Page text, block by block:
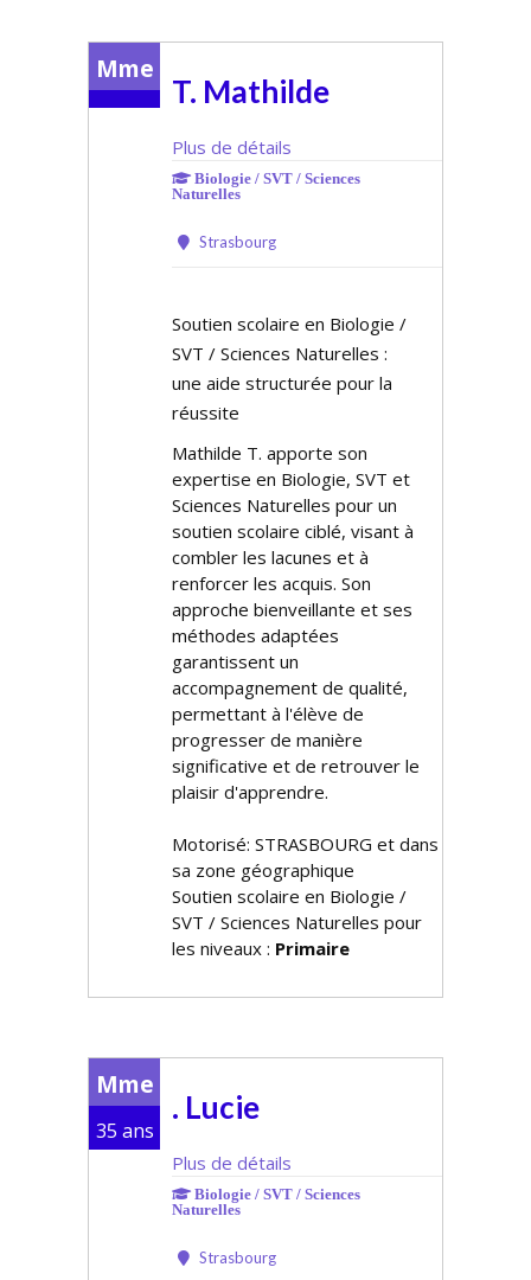
Mme
T. Mathilde
Plus de détails
Biologie / SVT / Sciences
Naturelles
Strasbourg
Soutien scolaire en Biologie /
SVT / Sciences Naturelles :
une aide structurée pour la
réussite
Mathilde T. apporte son
expertise en Biologie, SVT et
Sciences Naturelles pour un
soutien scolaire ciblé, visant à
combler les lacunes et à
renforcer les acquis. Son
approche bienveillante et ses
méthodes adaptées
garantissent un
accompagnement de qualité,
permettant à l'élève de
progresser de manière
significative et de retrouver le
plaisir d'apprendre.
Motorisé: STRASBOURG et dans
sa zone géographique
Soutien scolaire en Biologie /
SVT / Sciences Naturelles pour
les niveaux : Primaire
Mme
35 ans
. Lucie
Plus de détails
Biologie / SVT / Sciences
Naturelles
Strasbourg